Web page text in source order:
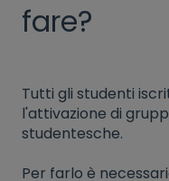
fare?
Tutti gli studenti
l'attivazione di
studentesche.
Per farlo è